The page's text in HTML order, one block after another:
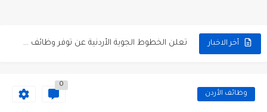
أخر الاخبار تعلن الخطوط الجوية الأردنية عن توفر وظائف شاغرة لمضيفي طيران
مطلوب عامل نظافة عدد 2 بدوام كامل او جزئي في... وظائف الأردن
0